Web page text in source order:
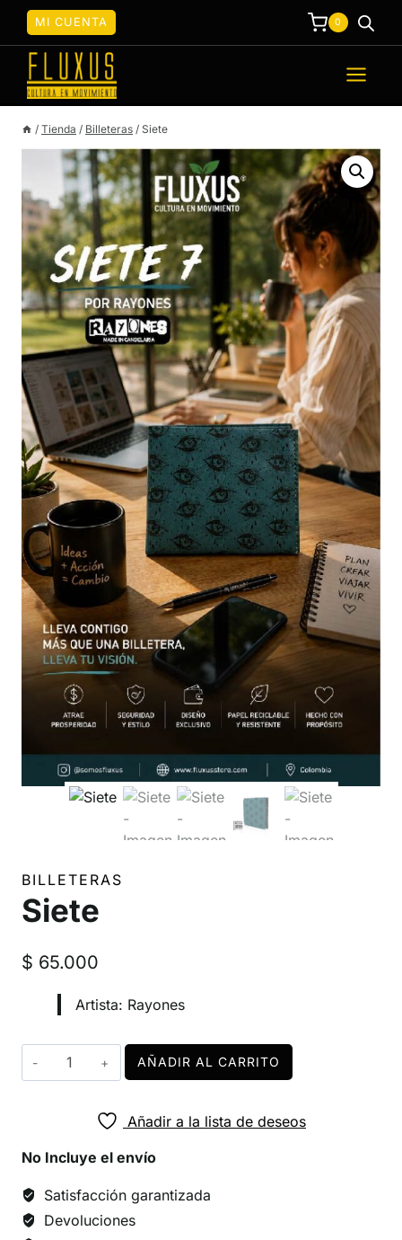
Saltar
contenido
MI CUENTA 0
/ Tienda / Billeteras / Siete
BILLETERAS
Siete
$ 65.000
Artista: Rayones
Siete
cantidad
AÑADIR AL CARRITO
Añadir a la lista de deseos
No Incluye el envío
Satisfacción garantizada
Devoluciones